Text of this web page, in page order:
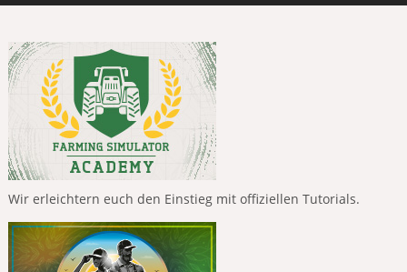
Wir erleichtern euch den Einstieg mit offiziellen Tutorials.